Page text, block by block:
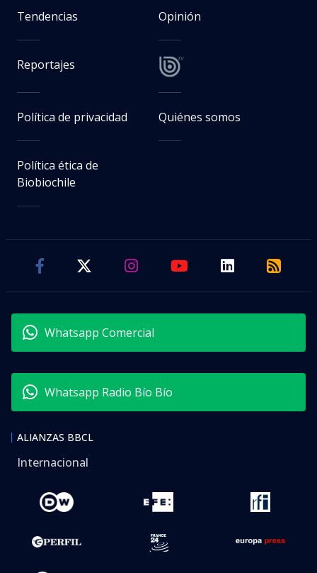
Tendencias Opinión
Reportajes
Política de privacidad Quiénes somos
Política ética de
Biobiochile
Whatsapp Comercial
Whatsapp Radio Bío Bío
ALIANZAS BBCL
Internacional